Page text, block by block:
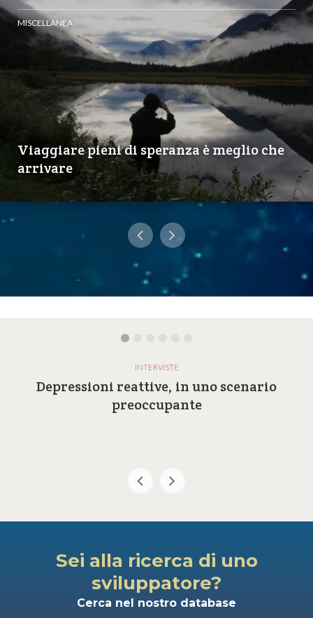
MISCELLANEA
Viaggiare pieni di speranza è meglio che
arrivare
INTERVISTE
Depressioni reattive, in uno scenario
preoccupante
Sei alla ricerca di uno
sviluppatore?
Cerca nel nostro database